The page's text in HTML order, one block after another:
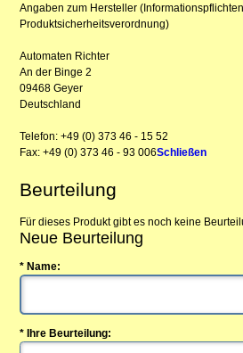
Angaben zum Hersteller
Produktsicherheitsverordnung)
Automaten Richter
An der Binge 2
09468 Geyer
Deutschland
Telefon: +49 (0) 373 46 - 15 52
Fax: +49 (0) 373 46 - 93 006Schließen
Beurteilung
Für dieses Produkt gibt es noch keine
Neue Beurteilung
* Name:
* Ihre Beurteilung: